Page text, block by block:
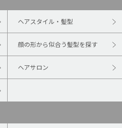
ヘアスタイル・髪型
顔の形から似合う髪型を探す
ヘアサロン